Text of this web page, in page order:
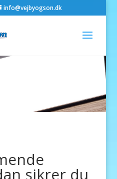
info@vejbyogson.dk
sikrer du